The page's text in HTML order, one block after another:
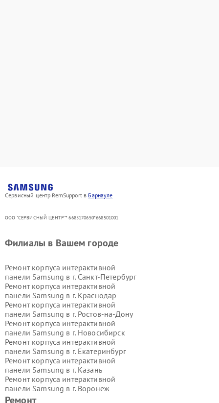
Сервисный центр RemSupport в Барнауле
ООО "СЕРВИСНЫЙ ЦЕНТР"* 6685170650*668501001
Ремонт
Филиалы в Вашем городе
Ремонт корпуса интерактивной
панели Samsung в г. Санкт-Петербург
Ремонт корпуса интерактивной
панели Samsung в г. Краснодар
Ремонт корпуса интерактивной
панели Samsung в г. Ростов-на-Дону
Ремонт корпуса интерактивной
панели Samsung в г. Новосибирск
Ремонт корпуса интерактивной
панели Samsung в г. Екатеринбург
Ремонт корпуса интерактивной
панели Samsung в г. Казань
Ремонт корпуса интерактивной
панели Samsung в г. Воронеж
Ремонт корпуса интерактивной